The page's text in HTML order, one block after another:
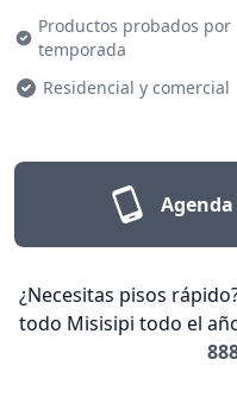
Productos probados por
temporada
Residencial y comercial
¿Necesitas pisos
todo Misisipi todo el